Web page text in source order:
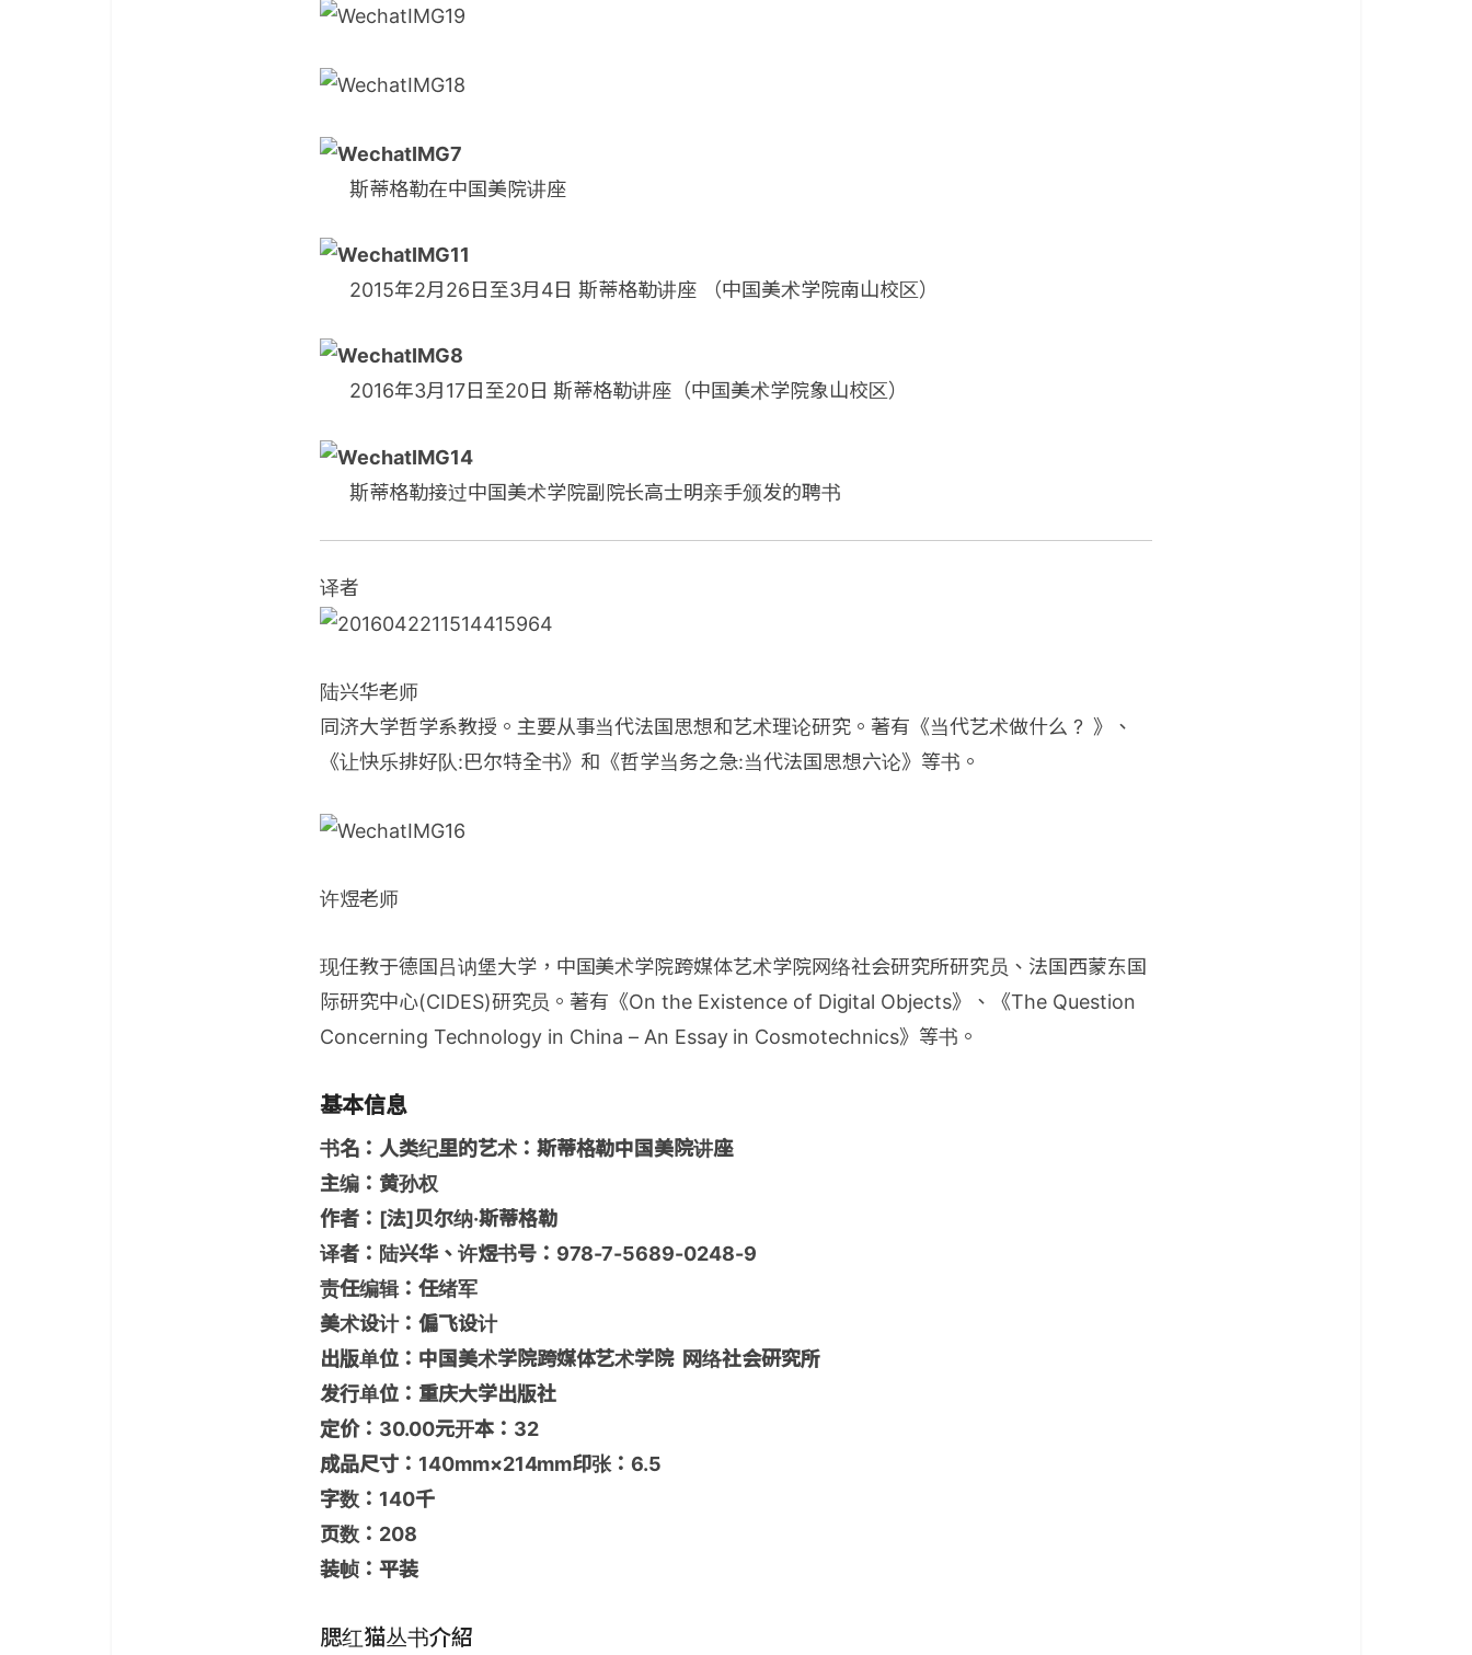
斯蒂格勒在中国美院讲座
2015年2月26日至3月4日 斯蒂格勒讲座 （中国美术学院南山校区）
2016年3月17日至20日 斯蒂格勒讲座（中国美术学院象山校区）
斯蒂格勒接过中国美术学院副院长高士明亲手颁发的聘书
译者
陆兴华老师
同济大学哲学系教授。主要从事当代法国思想和艺术理论研究。著有《当代艺术做什么 ? 》、
《让快乐排好队:巴尔特全书》和《哲学当务之急:当代法国思想六论》等书。
许煜老师
现任教于德国吕讷堡大学，中国美术学院跨媒体艺术学院网络社会研究所研究员、法国西蒙东国
际研究中心(CIDES)研究员。著有《On the Existence of Digital Objects》、《The Question
Concerning Technology in China – An Essay in Cosmotechnics》等书。
基本信息
书名：人类纪里的艺术：斯蒂格勒中国美院讲座
主编：黄孙权
作者：[法]贝尔纳·斯蒂格勒
译者：陆兴华、许煜书号：978-7-5689-0248-9
责任编辑：任绪军
美术设计：偏飞设计
出版单位：中国美术学院跨媒体艺术学院 网络社会研究所
发行单位：重庆大学出版社
定价：30.00元开本：32
成品尺寸：140mm×214mm印张：6.5
字数：140千
页数：208
装帧：平装
腮红猫丛书介紹